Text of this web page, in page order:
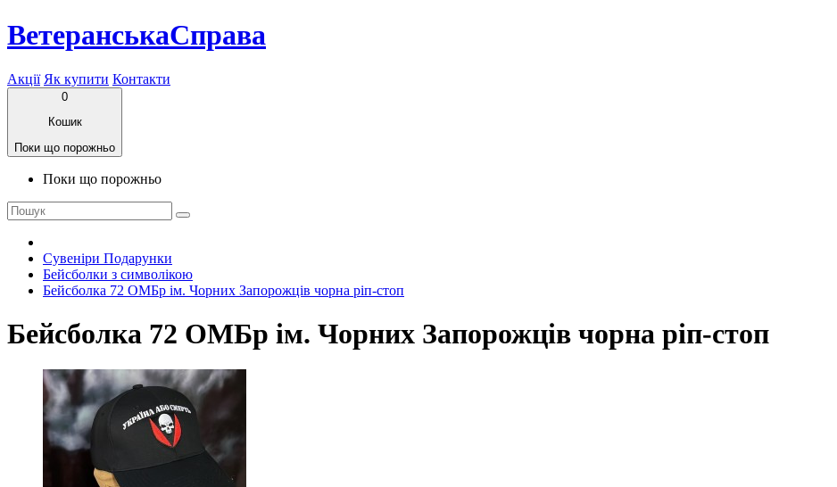
ВетеранськаСправа
Акції Як купити Контакти
0
Кошик
Поки що порожньо
Поки що порожньо
Сувеніри Подарунки
Бейсболки з символікою
Бейсболка 72 ОМБр ім. Чорних Запорожців чорна ріп-стоп
Бейсболка 72 ОМБр ім. Чорних Запорожців чорна ріп-стоп